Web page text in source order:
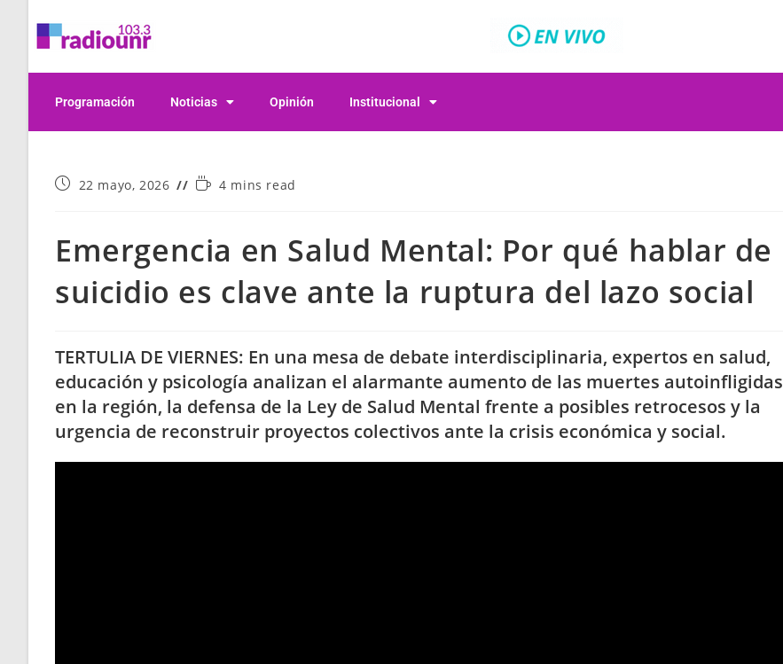
Programación Noticias Opinión Institucional
22 mayo, 2026 4 mins read
Emergencia en Salud Mental: Por qué hablar de
suicidio es clave ante la ruptura del lazo social
TERTULIA DE VIERNES: En una mesa de debate interdisciplinaria, expertos en salud,
educación y psicología analizan el alarmante aumento de las muertes autoinfligidas
en la región, la defensa de la Ley de Salud Mental frente a posibles retrocesos y la
urgencia de reconstruir proyectos colectivos ante la crisis económica y social.